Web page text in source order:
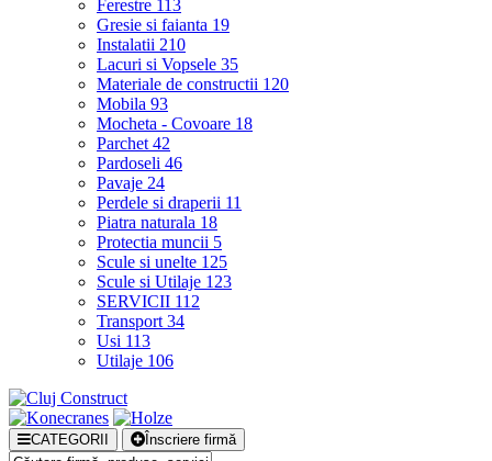
Ferestre 113
Gresie si faianta 19
Instalatii 210
Lacuri si Vopsele 35
Materiale de constructii 120
Mobila 93
Mocheta - Covoare 18
Parchet 42
Pardoseli 46
Pavaje 24
Perdele si draperii 11
Piatra naturala 18
Protectia muncii 5
Scule si unelte 125
Scule si Utilaje 123
SERVICII 112
Transport 34
Usi 113
Utilaje 106
CATEGORII Înscriere firmă